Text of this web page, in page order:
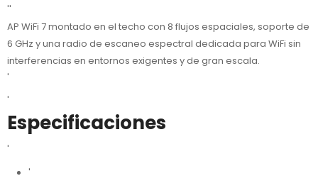
''
AP WiFi 7 montado en el techo con 8 flujos espaciales, soporte de
6 GHz y una radio de escaneo espectral dedicada para WiFi sin
interferencias en entornos exigentes y de gran escala.
'
'
Especificaciones
'
'